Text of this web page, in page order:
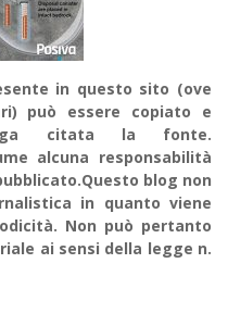
in questo sito (ove
può essere copiato e
citata la fonte.
alcuna responsabilità
blog non
in quanto viene
Non può pertanto
ai sensi della legge n.